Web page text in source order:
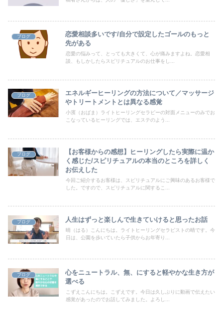
ブログ
恋愛相談多いです/自分で設定したゴールのもっと
先がある
恋愛の悩みって、とっても大きくて、心が痛みますよね。恋愛相
談、もしかしたらスピリチュアルのお仕事をし...
ブログ
エネルギーヒーリングの方法について／マッサージ
やトリートメントとは異なる感覚
小濱（おばま）ライトヒーリングセラピーの対面メニューのみでお
こなっているヒーリングでは、エステのよう...
ブログ
【お客様からの感想】ヒーリングしたら実際に温か
く感じた/スピリチュアルの本当のところを詳しく
お伝えした
今回ご紹介するお客様は、スピリチュアルにご興味のあるお客様で
した。ですので、スピリチュアルに関するこ...
ブログ 人生はずっと楽しんで生きていけると思ったお話
晴（はる）こんにちは。ライトヒーリングセラピストの晴です。今
日は、公園を歩いていたら子供からお年寄り...
ブログ
心をニュートラル、無、にすると軽やかな生き方が
選べる
こずえこんにちは。こずえです。今日は久しぶりに動画で伝えたい
感覚があったのでお話してみました。よろし...